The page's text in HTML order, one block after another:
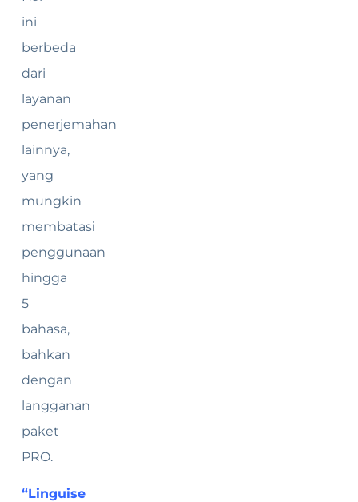
ini
berbeda
dari
layanan
penerjemahan
lainnya,
yang
mungkin
membatasi
penggunaan
hingga
5
bahasa,
bahkan
dengan
langganan
paket
PRO.
“Linguise